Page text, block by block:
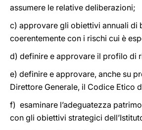
assumere le relative deliberazioni;
c) approvare gli obiettivi annuali di
coerentemente con i rischi cui è
d) definire e approvare il profilo di
e) definire e approvare, anche su
Direttore Generale, il Codice Etico
f) esaminare l’adeguatezza
con gli obiettivi strategici